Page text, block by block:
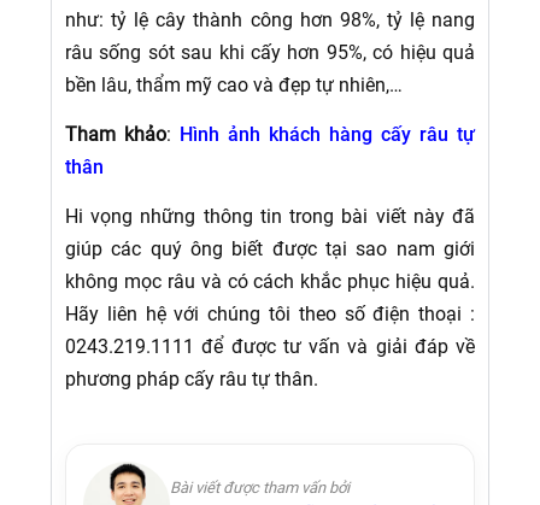
như: tỷ lệ cây thành công hơn 98%, tỷ lệ nang
râu sống sót sau khi cấy hơn 95%, có hiệu quả
bền lâu, thẩm mỹ cao và đẹp tự nhiên,…
Tham khảo: Hình ảnh khách hàng cấy râu tự
thân
Hi vọng những thông tin trong bài viết này đã
giúp các quý ông biết được tại sao nam giới
không mọc râu và có cách khắc phục hiệu quả.
Hãy liên hệ với chúng tôi theo số điện thoại :
0243.219.1111 để được tư vấn và giải đáp về
phương pháp cấy râu tự thân.
Bài viết được tham vấn bởi